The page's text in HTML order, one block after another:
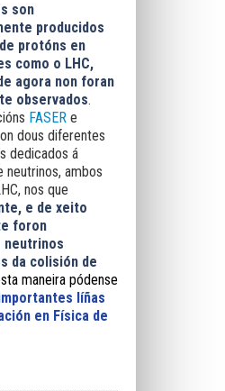
son
producidos
protóns en
como o LHC,
agora non foran
observados.
FASERe
dous diferentes
dedicados á
ambos
nos que
e de xeito
foron
neutrinos
da colisión de
maneira pódense
líñas
en Física de